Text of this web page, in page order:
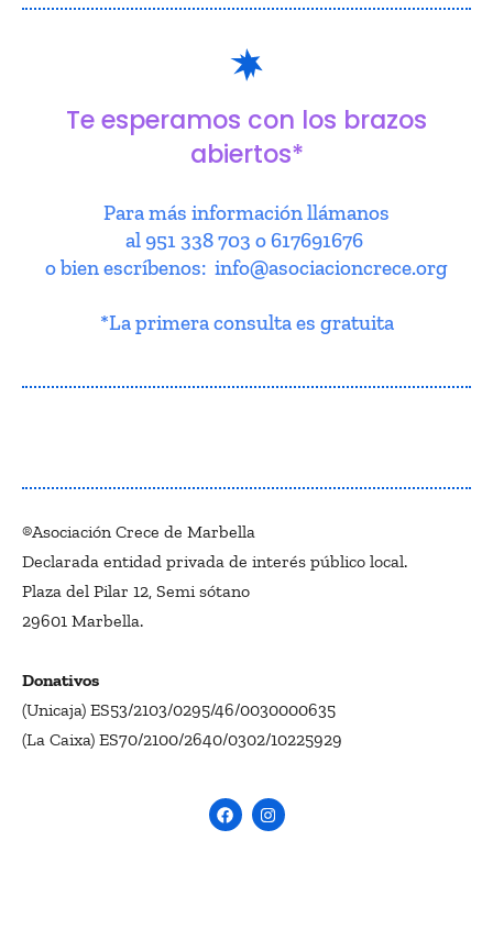
Te esperamos con los brazos
abiertos*
Para más información llámanos
al 951 338 703 o 617691676
o bien escríbenos: info@asociacioncrece.org
*La primera consulta es gratuita
®Asociación Crece de Marbella
Declarada entidad privada de interés público local.
Plaza del Pilar 12, Semi sótano
29601 Marbella.
Donativos
(Unicaja) ES53/2103/0295/46/0030000635
(La Caixa) ES70/2100/2640/0302/10225929